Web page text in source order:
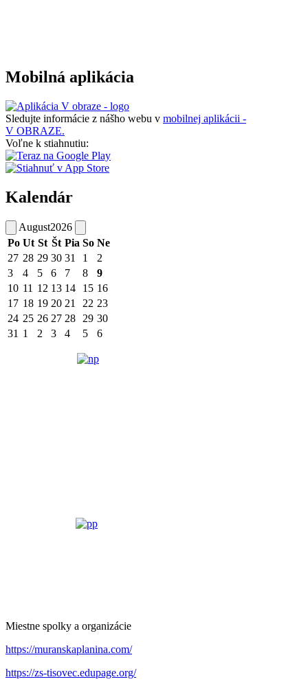
Mobilná aplikácia
Sledujte informácie z nášho webu v mobilnej aplikácii -
V OBRAZE.
Voľne k stiahnutiu:
Kalendár
August2026
Po Ut St Št Pia So Ne
27 28 29 30 31 1
2
3
4 5 6 7 8
9
10 11 12 13 14 15 16
17 18 19 20 21 22 23
24 25 26 27 28 29 30
31 1 2 3 4 5 6
Miestne spolky a organizácie
https://muranskaplanina.com/
https://zs-tisovec.edupage.org/